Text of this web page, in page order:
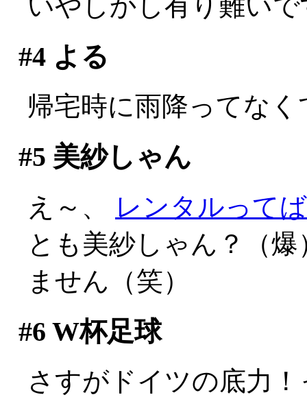
#4よる
帰宅時に雨降ってな
#5 美紗しゃん
え～、
レンタルってば
とも美紗しゃん？（
ません（笑）
#6 W杯足球
さすがドイツの底力